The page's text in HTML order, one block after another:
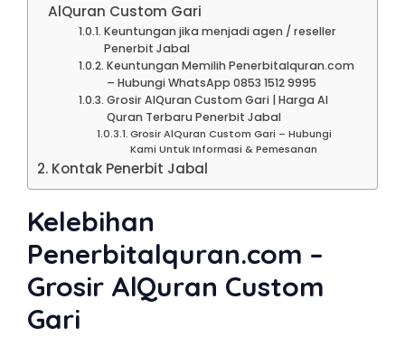
AlQuran Custom Gari
Keuntungan jika menjadi agen / reseller
Penerbit Jabal
Keuntungan Memilih Penerbitalquran.com
– Hubungi WhatsApp 0853 1512 9995
Grosir AlQuran Custom Gari | Harga Al
Quran Terbaru Penerbit Jabal
Grosir AlQuran Custom Gari – Hubungi
Kami Untuk Informasi & Pemesanan
Kontak Penerbit Jabal
Kelebihan
Penerbitalquran.com –
Grosir AlQuran Custom
Gari